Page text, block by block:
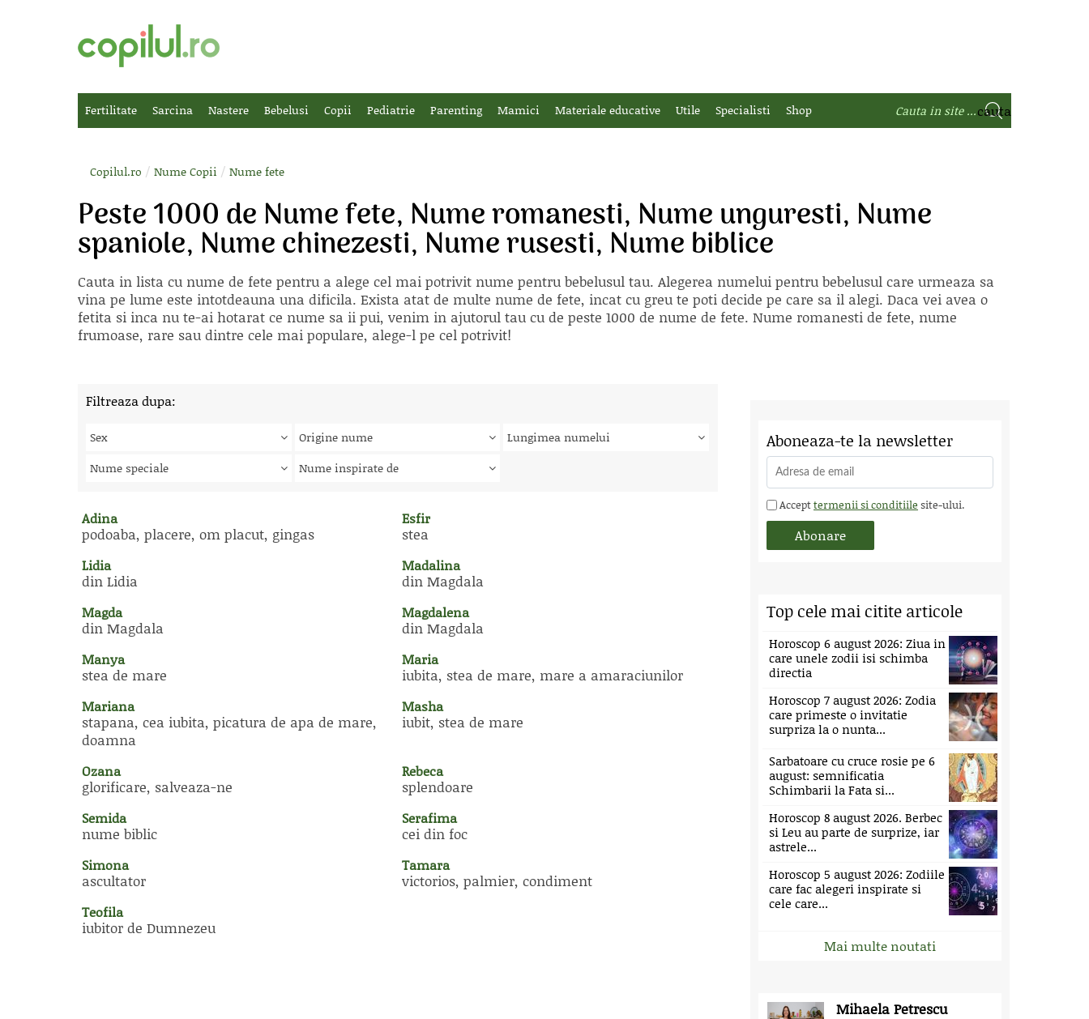
Fertilitate Sarcina Nastere Bebelusi Copii Pediatrie Parenting Mamici Materiale educative Utile Specialisti Shop
Copilul.ro / Nume Copii / Nume fete
Peste 1000 de Nume fete, Nume romanesti, Nume unguresti, Nume
spaniole, Nume chinezesti, Nume rusesti, Nume biblice
Cauta in lista cu nume de fete pentru a alege cel mai potrivit nume pentru bebelusul tau. Alegerea numelui pentru bebelusul care urmeaza sa
vina pe lume este intotdeauna una dificila. Exista atat de multe nume de fete, incat cu greu te poti decide pe care sa il alegi. Daca vei avea o
fetita si inca nu te-ai hotarat ce nume sa ii pui, venim in ajutorul tau cu de peste 1000 de nume de fete. Nume romanesti de fete, nume
frumoase, rare sau dintre cele mai populare, alege-l pe cel potrivit!
Filtreaza dupa:
Sex Origine nume
Lungimea numelui
Nume speciale
Nume inspirate de
Adina
podoaba, placere, om placut, gingas
Esfir
stea
Lidia
din Lidia
Madalina
din Magdala
Magda
din Magdala
Magdalena
din Magdala
Manya
stea de mare
Maria
iubita, stea de mare, mare a amaraciunilor
Mariana
stapana, cea iubita, picatura de apa de mare,
doamna
Masha
iubit, stea de mare
Ozana
glorificare, salveaza-ne
Rebeca
splendoare
Semida
nume biblic
Serafima
cei din foc
Simona
ascultator
Tamara
victorios, palmier, condiment
Teofila
iubitor de Dumnezeu
Aboneaza-te la newsletter
Accepttermenii si conditiile site-ului.
Top cele mai citite articole
Horoscop 6 august 2026: Ziua in
care unele zodii isi schimba
directia
Horoscop 7 august 2026: Zodia
care primeste o invitatie
surpriza la o nunta...
Sarbatoare cu cruce rosie pe 6
august: semnificatia
Schimbarii la Fata si...
Horoscop 8 august 2026. Berbec
si Leu au parte de surprize, iar
astrele...
Horoscop 5 august 2026: Zodiile
care fac alegeri inspirate si
cele care...
Mai multe noutati
Mihaela Petrescu